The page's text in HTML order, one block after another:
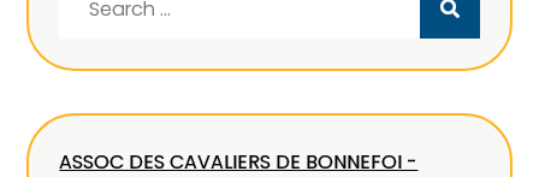
ASSOC DES CAVALIERS DE BONNEFOI -